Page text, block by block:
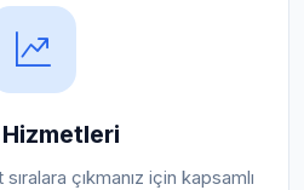
Hizmetleri
çıkmanız için kapsamlı